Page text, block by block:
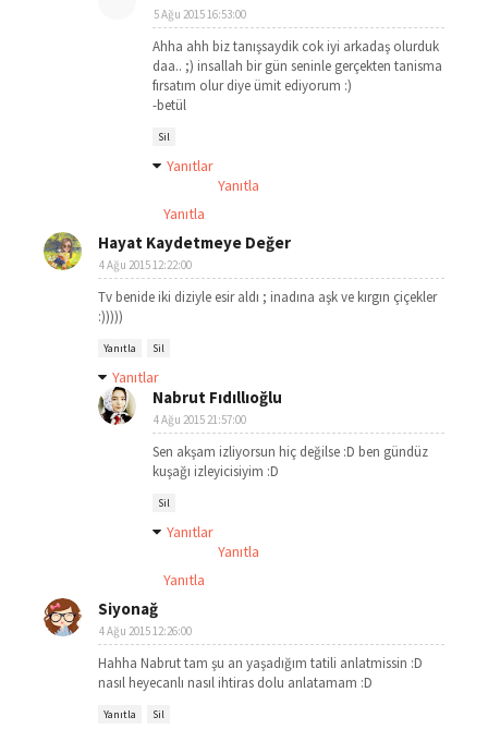
5 Ağu 2015 16:53:00
Ahha ahh biz tanışsaydik cok iyi arkadaş olurduk
daa.. ;) insallah bir gün seninle gerçekten tanisma
fırsatım olur diye ümit ediyorum :)
-betül
Sil
Yanıtlar
Yanıtla
Yanıtla
Hayat Kaydetmeye Değer
4 Ağu 2015 12:22:00
Tv benide iki diziyle esir aldı ; inadına aşk ve kırgın çiçekler
:)))))
Yanıtla Sil
Yanıtlar
Nabrut Fıdıllıoğlu
4 Ağu 2015 21:57:00
Sen akşam izliyorsun hiç değilse :D ben gündüz
kuşağı izleyicisiyim :D
Sil
Yanıtlar
Yanıtla
Yanıtla
Siyonağ
4 Ağu 2015 12:26:00
Hahha Nabrut tam şu an yaşadığım tatili anlatmissin :D
nasıl heyecanlı nasıl ihtiras dolu anlatamam :D
Yanıtla Sil